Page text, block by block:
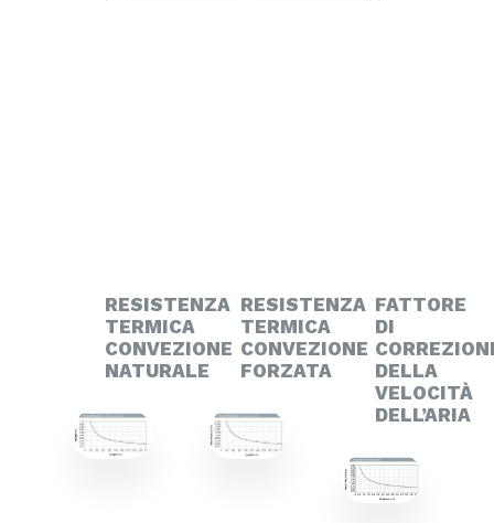
RESISTENZA
TERMICA
CONVEZIONE
NATURALE
RESISTENZA
TERMICA
CONVEZIONE
FORZATA
FATTORE
DI
DELLA
VELOCITÀ
DELL’ARIA